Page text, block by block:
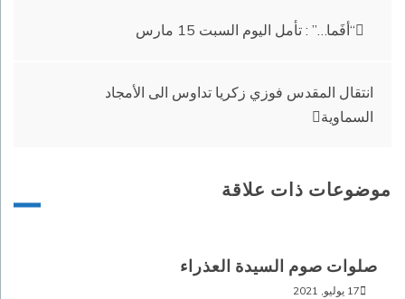
تصفّح
“أفَما…” : تأمل اليوم السبت 15 مارس
انتقال المقدس فوزي زكريا تداوس الى الأمجاد
السماوية
موضوعات ذات علاقة
صلوات صوم السيدة العذراء
17 يوليو, 2021